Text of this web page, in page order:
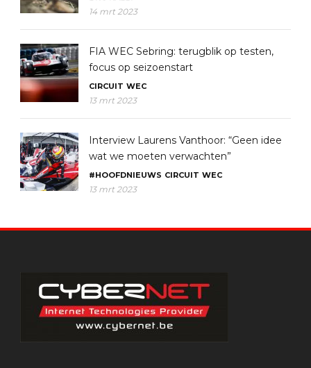
14 mrt 2023
FIA WEC Sebring: terugblik op testen,
focus op seizoenstart
CIRCUIT WEC
13 mrt 2023
Interview Laurens Vanthoor: “Geen idee
wat we moeten verwachten”
#HOOFDNIEUWS CIRCUIT WEC
13 mrt 2023